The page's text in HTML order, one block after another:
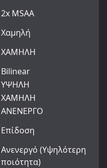
2x MSAA
Χαμηλή
ΧΑΜΗΛΗ
Bilinear
ΥΨΗΛΗ
ΧΑΜΗΛΗ
ΑΝΕΝΕΡΓΟ
Επίδοση
Ανενεργό (Υψηλότερη
ποιότητα)